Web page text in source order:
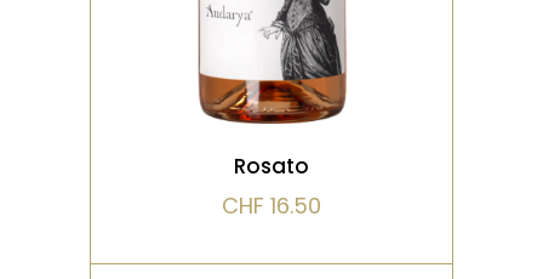
VOIR LE PRODUIT
Rosato
CHF 16.50